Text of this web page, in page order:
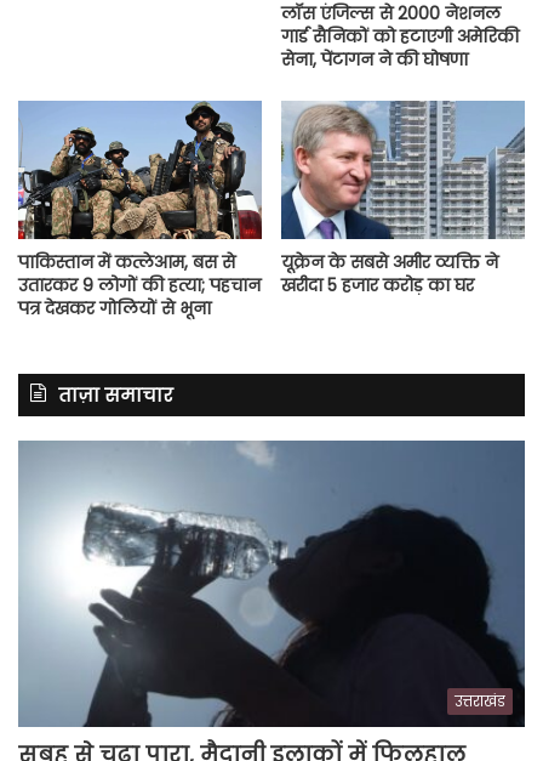
लॉस एंजिल्स से 2000 नेशनल
गार्ड सैनिकों को हटाएगी अमेरिकी
सेना, पेंटागन ने की घोषणा
पाकिस्तान में कत्लेआम, बस से
उतारकर 9 लोगों की हत्या; पहचान
पत्र देखकर गोलियों से भूना
यूक्रेन के सबसे अमीर व्यक्ति ने
खरीदा 5 हजार करोड़ का घर
ताज़ा समाचार
उत्तराखंड
सुबह से चढ़ा पारा, मैदानी इलाकों में फिलहाल